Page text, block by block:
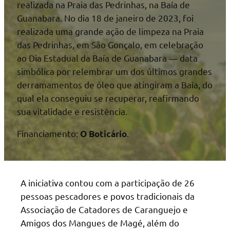
realizada na Praia das Pedrinhas, na Baía de
Guanabara. No dia 18 de janeiro de 2023, foi
realizada uma grande ação de limpeza na Praia
das Pedrinhas, em São Gonçalo, em celebração
ao Dia Estadual da Baía de Guanabara — data
simbólica por relembrar um dos últimos grandes
derramamentos de óleo que atingiram a Baía, do
qual ela conseguiu se recuperar, reafirmando
sua vitalidade e resistência.
Financiamento: O Boticário.
A iniciativa contou com a participação de 26
pessoas pescadores e povos tradicionais da
Associação de Catadores de Caranguejo e
Amigos dos Mangues de Magé, além do